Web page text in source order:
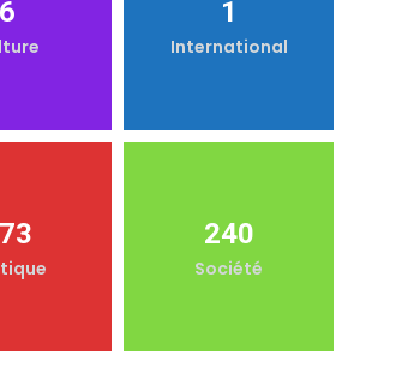
6 1
International
240
Société